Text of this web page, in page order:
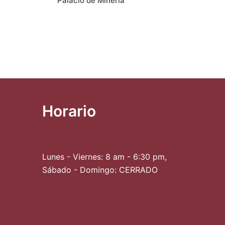
Horario
Lunes - Viernes: 8 am - 6:30 pm,
Sábado - Domingo: CERRADO